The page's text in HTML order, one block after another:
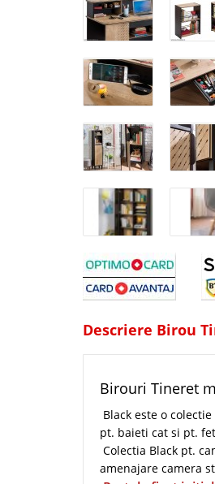
Descriere Birou
Birouri Tineret
Black este o
pt. baieti cat si pt.
Colectia Black pt.
amenajare camera